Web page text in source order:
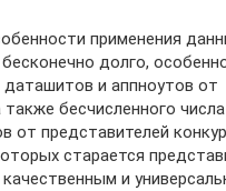
применения
долго,
и аппноутов от
бесчисленного
от представителей
старается
и